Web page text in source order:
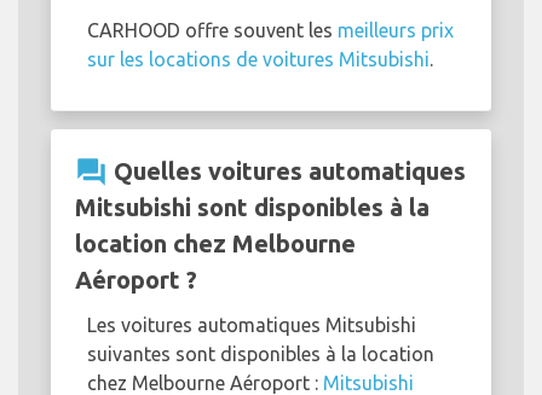
CARHOOD offre souvent les meilleurs prix
sur les locations de voitures Mitsubishi
question_answer Quelles voitures automatiques
Mitsubishi sont disponibles à la
location chez Melbourne
Aéroport ?
Les voitures automatiques Mitsubishi
suivantes sont disponibles à la location
chez Melbourne Aéroport : Mitsubishi